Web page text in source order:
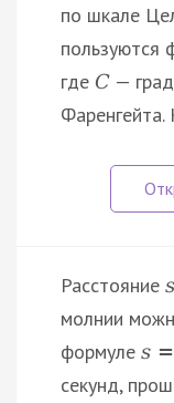
по шкале
пользуются
где C —
Расстояние s
молнии
формуле s =
секунд,